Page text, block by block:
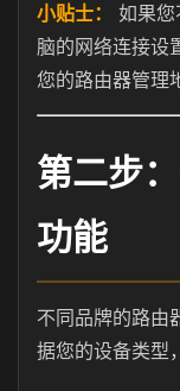
小贴士：
如果
脑的网络连接设
您的路由器管理
第二步
功能
不同品牌的路由
据您的设备类型